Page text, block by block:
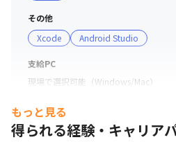
■ 開発環境
・自社開発チーム/外部パートナ
ジャイル開発を進めています
り、タスク上のコミュニケーシ
を使用しています
その他
Xcode
Android Studio
支給PC
現場で選択可能（Windows/Mac）
もっと見る
得られる経験・キャリア